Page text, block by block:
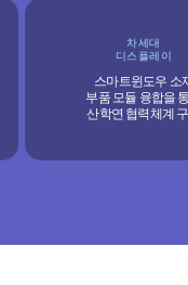
차세대
디스플레이
스마트윈도우 소
부품 모듈 융합을
산학연 협력체계